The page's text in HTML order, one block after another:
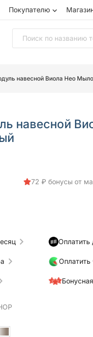
Покупателю
навесной Виола Нео
навесной
72 ₽ бонусы от
Оплатить
Оплатить